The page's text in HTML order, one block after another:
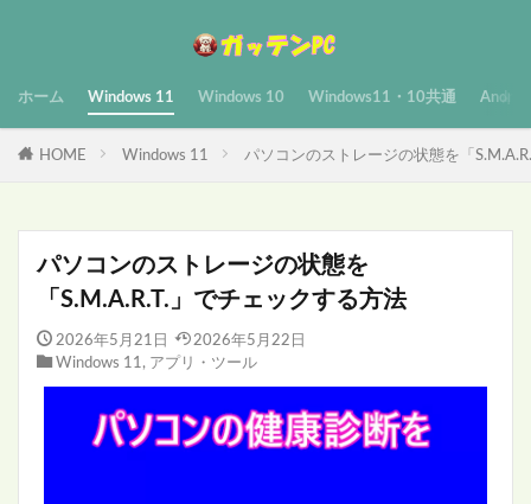
ホーム Windows 11 Windows 10 Windows11・10共通
HOME Windows 11 パソコンのストレージの状態を「
パソコンのストレージの状態を
「S.M.A.R.T.」でチェックする方法
2026年5月21日
2026年5月22日
Windows 11 , アプリ・ツール